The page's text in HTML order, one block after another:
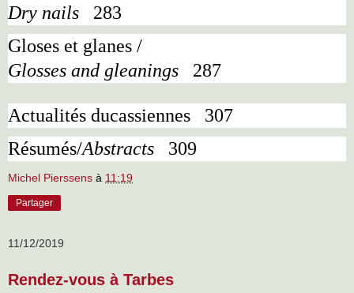
Dry nails
283
Gloses et glanes /
Glosses and gleanings
287
Actualités ducassiennes
307
Résumés/Abstracts 309
Michel Pierssens à 11:19
Partager
11/12/2019
Rendez-vous à Tarbes